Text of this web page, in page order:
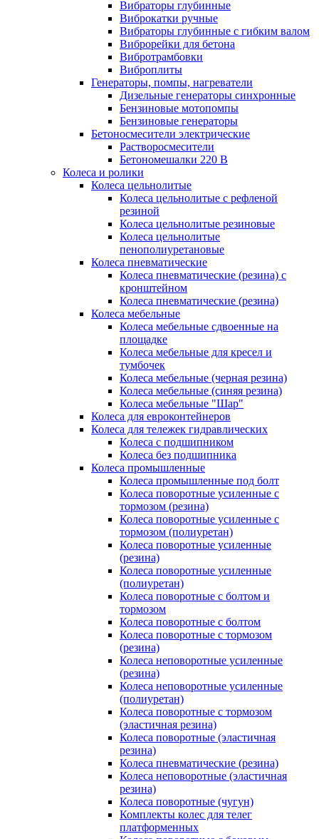
Вибраторы глубинные
Виброкатки ручные
Вибраторы глубинные с гибким валом
Виброрейки для бетона
Вибротрамбовки
Виброплиты
Генераторы, помпы, нагреватели
Дизельные генераторы синхронные
Бензиновые мотопомпы
Бензиновые генераторы
Бетоносмесители электрические
Растворосмесители
Бетономешалки 220 В
Колеса и ролики
Колеса цельнолитые
Колеса цельнолитые с рефленой
резиной
Колеса цельнолитые резиновые
Колеса цельнолитые
пенополиуретановые
Колеса пневматические
Колеса пневматические (резина) с
кронштейном
Колеса пневматические (резина)
Колеса мебельные
Колеса мебельные сдвоенные на
площадке
Колеса мебельные для кресел и
тумбочек
Колеса мебельные (черная резина)
Колеса мебельные (синяя резина)
Колеса мебельные "Шар"
Колеса для евроконтейнеров
Колеса для тележек гидравлических
Колеса с подшипником
Колеса без подшипника
Колеса промышленные
Колеса промышленные под болт
Колеса поворотные усиленные с
тормозом (резина)
Колеса поворотные усиленные с
тормозом (полиуретан)
Колеса поворотные усиленные
(резина)
Колеса поворотные усиленные
(полиуретан)
Колеса поворотные с болтом и
тормозом
Колеса поворотные с болтом
Колеса поворотные c тормозом
(резина)
Колеса неповоротные усиленные
(резина)
Колеса неповоротные усиленные
(полиуретан)
Колеса поворотные c тормозом
(эластичная резина)
Колеса поворотные (эластичная
резина)
Колеса пневматические (резина)
Колеса неповоротные (эластичная
резина)
Колеса поворотные (чугун)
Комплекты колес для телег
платформенных